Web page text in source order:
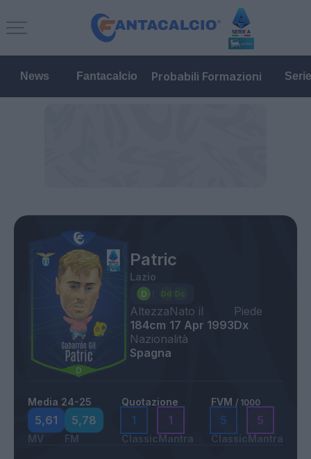
News Fantacalcio Probabili Formazioni
Patric
Lazio
Altezza
184cm
Nato il
17 Apr 1993
Piede
Dx
Nazionalità
Spagna
Media 24-25
5,61
MV
5,78
FM
Quotazione
1
Classic
1
Mantra
FVM / 1000
5
Classic
5
Mantra